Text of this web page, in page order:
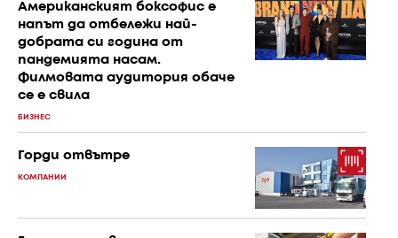
Американският боксофис е
напът да отбележи най-
добрата си година от
пандемията насам.
Филмовата аудитория обаче
се е свила
БИЗНЕС
Горди отвътре
КОМПАНИИ